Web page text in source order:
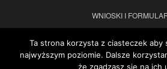
WNIOSKI I
ORZECZENIA/OPINIA WWR – druki do
STANDARDY OCHRONY
Ta strona korzysta z ciasteczek aby
najwyższym poziomie. Dalsze
że zgadzasz się na ich